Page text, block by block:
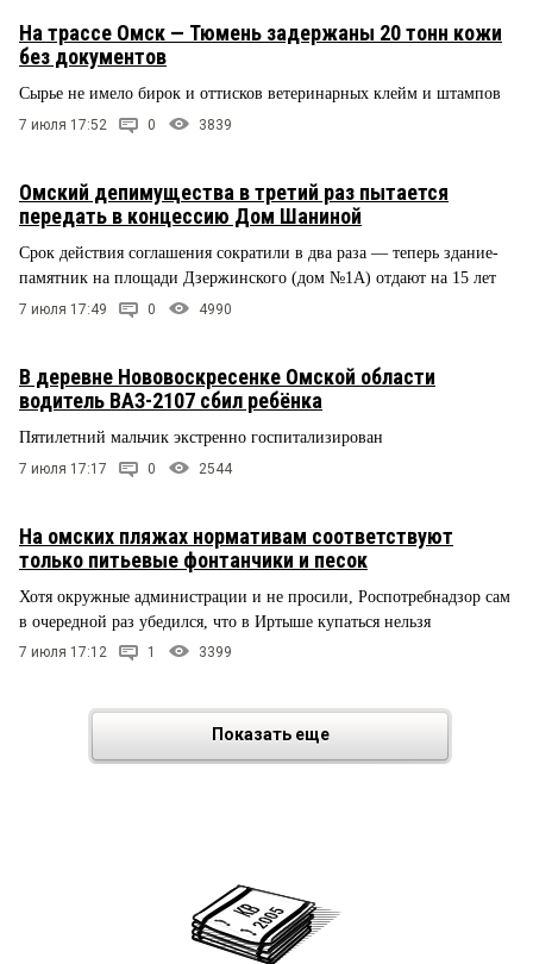
На трассе Омск — Тюмень задержаны 20 тонн кожи
без документов
Сырье не имело бирок и оттисков ветеринарных клейм и штампов
7 июля 17:52 0 3839
Омский депимущества в третий раз пытается
передать в концессию Дом Шаниной
Срок действия соглашения сократили в два раза — теперь здание-
памятник на площади Дзержинского (дом №1А) отдают на 15 лет
7 июля 17:49 0 4990
В деревне Нововоскресенке Омской области
водитель ВАЗ-2107 сбил ребёнка
Пятилетний мальчик экстренно госпитализирован
7 июля 17:17 0 2544
На омских пляжах нормативам соответствуют
только питьевые фонтанчики и песок
Хотя окружные администрации и не просили, Роспотребнадзор сам
в очередной раз убедился, что в Иртыше купаться нельзя
7 июля 17:12 1 3399
Показать еще